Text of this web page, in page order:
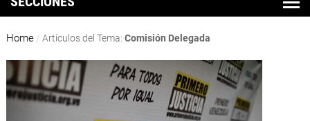
Home / Artículos del Tema: Comisión Delegada